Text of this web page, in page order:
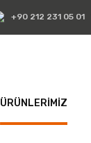
+90 212 231 05 01
ÜRÜNLERİMİZ